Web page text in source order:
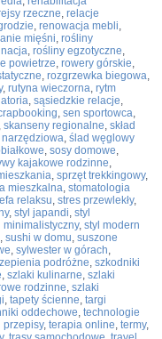
rzeczne, relacje
, renowacja mebli,
mięśni, rośliny
, rośliny egzotyczne,
powietrze, rowery górskie,
, rozgrzewka biegowa,
, rutyna wieczorna, rytm
, sąsiedzkie relacje,
, sen sportowca,
, skanseny regionalne, skład
, ślad węglowy
, sosy domowe,
kajakowe rodzinne,
, sprzęt trekkingowy,
mieszkalna, stomatologia
relaksu, stres przewlekły,
, styl japandi, styl
minimalistyczny, styl modern
, sushi w domu, suszone
, sylwester w górach,
podróżne, szkodniki
, szlaki kulinarne, szlaki
rodzinne, szlaki
, tapety ścienne, targi
oddechowe, technologie
przepisy, terapia online, termy,